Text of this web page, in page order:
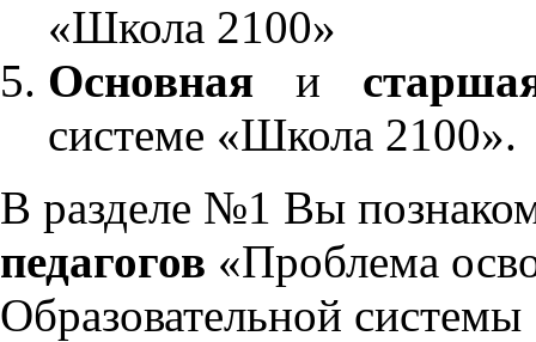
«Школа 2100»
Основнаяи
системе «Школа 2100».
В разделе №1 Вы
педагогов «Проблема
Образовательной